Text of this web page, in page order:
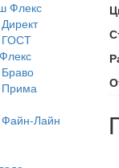
Флекс
Директ
ГОСТ
Браво
Прима
Файн-Лайн